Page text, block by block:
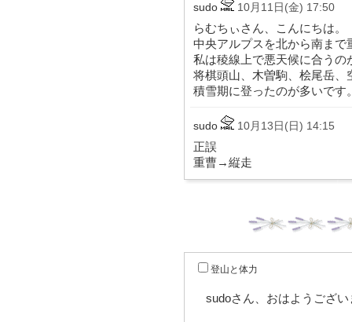
sudo 10月11日(金) 17:50
らむちぃさん、こんにちは。
中央アルプスを北から南まで
私は稜線上で悪天候に合う
将棋頭山、木曽駒、桧尾岳
積雪期に登ったのが多いです
sudo 10月13日(日) 14:15
正誤
重曹→縦走
登山と体力
sudoさん、おはようござい